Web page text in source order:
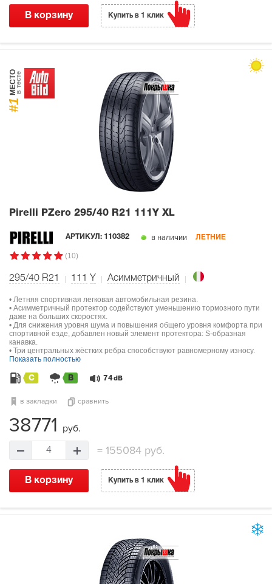
В корзину Купить в 1 клик
#1
МЕСТОв тесте
Pirelli PZero 295/40 R21 111Y XL
АРТИКУЛ: 110382 в наличии ЛЕТНИЕ
(10)
295/40 R21 111 Y Асимметричный
• Летняя спортивная легковая автомобильная резина.
• Асимметричный протектор содействуют уменьшению тормозного пути
даже на больших скоростях.
• Для снижения уровня шума и повышения общего уровня комфорта при
спортивной езде, добавлен новый элемент протектора: S-образная
канавка.
• Три центральных жёстких ребра способствуют равномерному износу.
Показать полностью
C B 74dB
в закладки сравнить
38771 руб.
4 = 155084 руб.
В корзину Купить в 1 клик